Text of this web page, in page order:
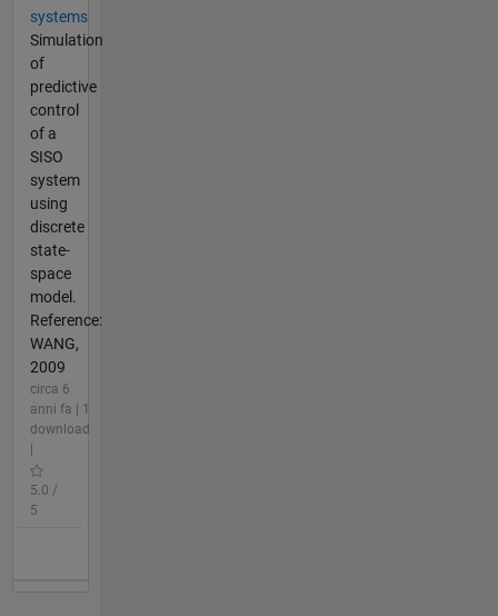
systems
Simulation
of
predictive
control
of a
SISO
system
using
discrete
state-
space
model.
Reference:
WANG,
2009
circa 6
anni fa | 1
download
5.0 /
5